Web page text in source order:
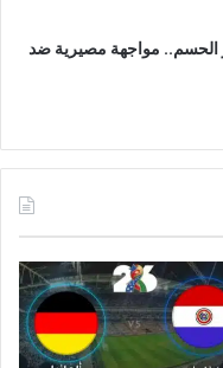
الحسم.. مواجهة مصيرية ضد